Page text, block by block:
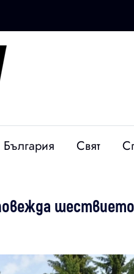
България Свят
шествието